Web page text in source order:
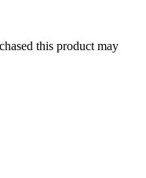
this product may